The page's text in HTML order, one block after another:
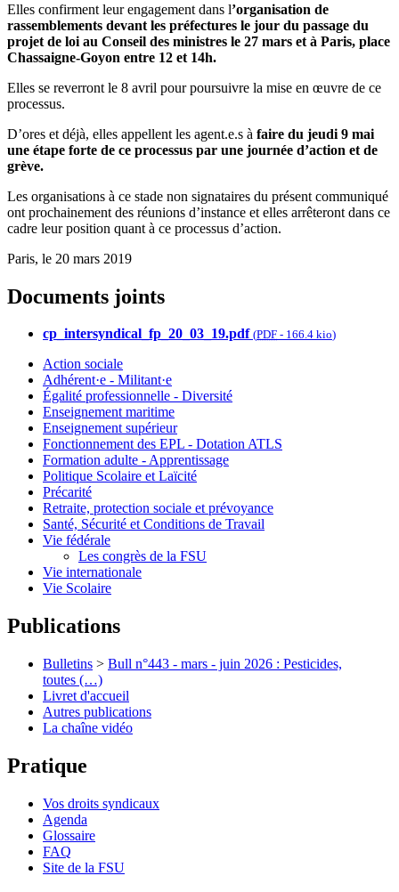
Elles confirment leur engagement dans l’organisation de
rassemblements devant les préfectures le jour du passage du
projet de loi au Conseil des ministres le 27 mars et à Paris, place
Chassaigne-Goyon entre 12 et 14h.
Elles se reverront le 8 avril pour poursuivre la mise en œuvre de ce
processus.
D’ores et déjà, elles appellent les agent.e.s à faire du jeudi 9 mai
une étape forte de ce processus par une journée d’action et de
grève.
Les organisations à ce stade non signataires du présent communiqué
ont prochainement des réunions d’instance et elles arrêteront dans ce
cadre leur position quant à ce processus d’action.
Paris, le 20 mars 2019
Documents joints
cp_intersyndical_fp_20_03_19.pdf (PDF - 166.4 kio)
Action sociale
Adhérent·e - Militant·e
Égalité professionnelle - Diversité
Enseignement maritime
Enseignement supérieur
Fonctionnement des EPL - Dotation ATLS
Formation adulte - Apprentissage
Politique Scolaire et Laïcité
Précarité
Retraite, protection sociale et prévoyance
Santé, Sécurité et Conditions de Travail
Vie fédérale
Les congrès de la FSU
Vie internationale
Vie Scolaire
Publications
Bulletins > Bull n°443 - mars - juin 2026 : Pesticides,
toutes (…)
Livret d'accueil
Autres publications
La chaîne vidéo
Pratique
Vos droits syndicaux
Agenda
Glossaire
FAQ
Site de la FSU